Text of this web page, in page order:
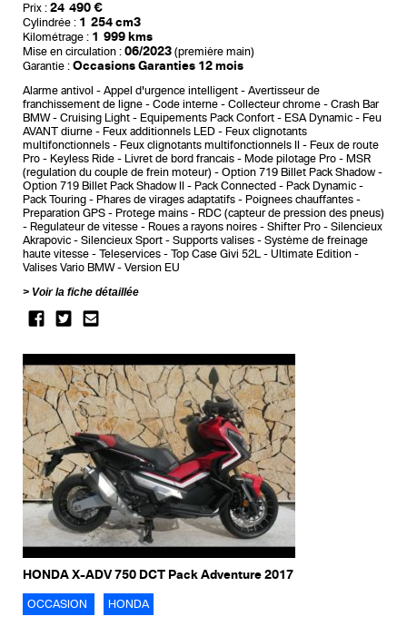
Prix : 24 490 €
Cylindrée : 1 254 cm3
Kilométrage : 1 999 kms
Mise en circulation : 06/2023 (première main)
Garantie : Occasions Garanties 12 mois
Alarme antivol Appel d'urgence intelligent
Avertisseur de
franchissement de ligne
Code interne Collecteur chrome
Crash Bar
BMW
Cruising Light Equipements Pack Confort ESA Dynamic
Feu
AVANT diurne
Feux additionnels LED
Feux clignotants
multifonctionnels
Feux clignotants multifonctionnels II
Feux de route
Pro
Keyless Ride Livret de bord francais Mode pilotage Pro
MSR
(regulation du couple de frein moteur)
Option 719 Billet Pack Shadow
Option 719 Billet Pack Shadow II
Pack Connected
Pack Dynamic
Pack Touring
Phares de virages adaptatifs
Poignees chauffantes
Preparation GPS
Protege mains
RDC (capteur de pression des pneus)
Regulateur de vitesse
Roues a rayons noires Shifter Pro
Silencieux
Akrapovic
Silencieux Sport Supports valises
Système de freinage
haute vitesse
Teleservices Top Case Givi 52L
Ultimate Edition
Valises Vario BMW
Version EU
Voir la fiche détaillée
HONDA X-ADV 750 DCT Pack Adventure 2017
OCCASION HONDA